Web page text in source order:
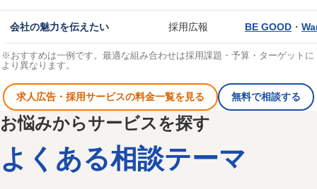
会社の魅力を伝えたい 採用広報 BE GOOD ・
※おすすめは一例です。最適な組み合わせは採用課題・予算・ターゲットに
より異なります。
求人広告・採用サービスの料金一覧を見る 無料で相談する
お悩みからサービスを探す
よくある相談テーマ